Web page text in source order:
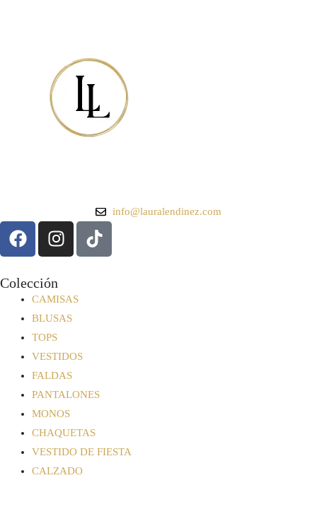
info@lauralendinez.com
Colección
CAMISAS
BLUSAS
TOPS
VESTIDOS
FALDAS
PANTALONES
MONOS
CHAQUETAS
VESTIDO DE FIESTA
CALZADO